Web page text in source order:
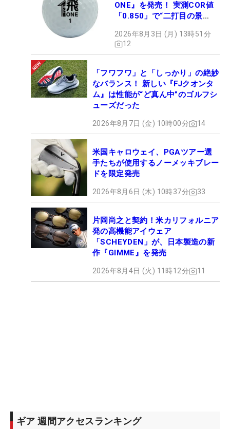
ONE』を発売！ 実測COR値
「0.850」で“二打目の景
2026年8月3日 (月) 13時51分
12
「フワフワ」と「しっかり」の絶妙
なバランス！ 新しい『FJクオンタ
ム』は性能が“ど真ん中”のゴルフシ
ューズだった
2026年8月7日 (金) 10時00分 14
米国キャロウェイ、PGAツアー選
手たちが使用するノーメッキブレー
ドを限定発売
2026年8月6日 (木) 10時37分 33
片岡尚之と契約！米カリフォルニア
発の高機能アイウェア
「SCHEYDEN」が、日本製造の新
作『GIMME』を発売
2026年8月4日 (火) 11時12分 11
ギア 週間アクセスランキング